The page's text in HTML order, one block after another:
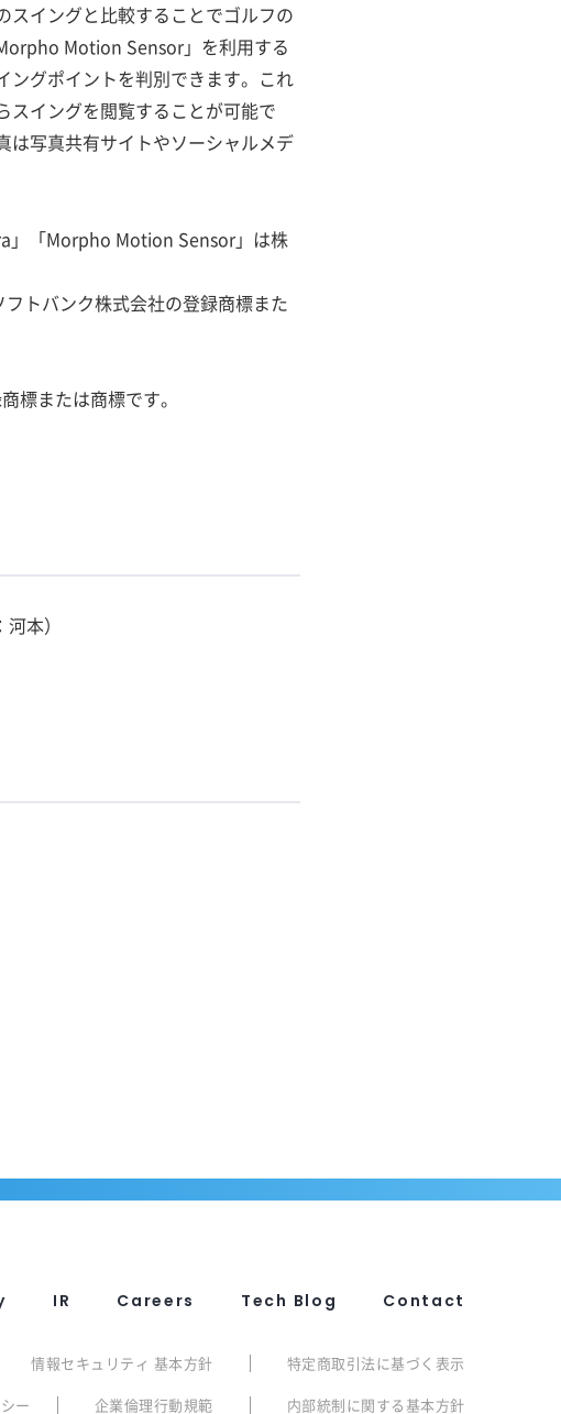
スイングと比較することでゴルフの
Motion Sensor」を利用する
ングポイントを判別できます。これ
スイングを閲覧することが可能で
は写真共有サイトやソーシャルメデ
「Morpho Motion Sensor」は株
トバンク株式会社の登録商標また
標または商標です。
本）
IR Careers Tech Blog Contact
情報セキュリティ 基本方針
特定商取引法に基づく表示
ー
企業倫理行動規範 内部統制に関する基本方針